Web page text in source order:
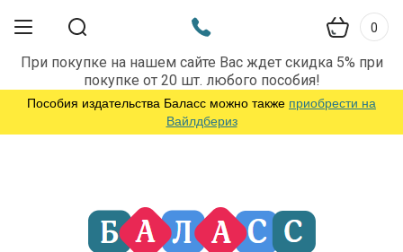
При покупке на нашем сайте Вас ждет скидка 5% при
покупке от 20 шт. любого пособия!
Пособия издательства Баласс можно также приобрести на
Вайлдбериз
0